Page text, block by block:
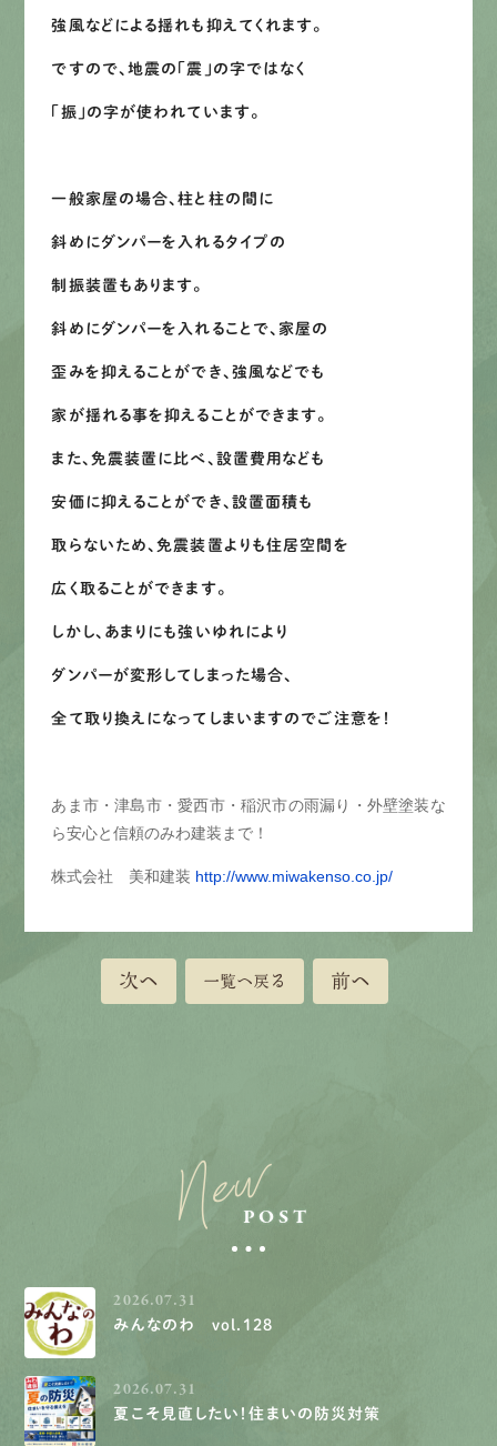
強風などによる揺れも抑えてくれます。
ですので、地震の「震」の字ではなく
「振」の字が使われています。
一般家屋の場合、柱と柱の間に
斜めにダンパーを入れるタイプの
制振装置もあります。
斜めにダンパーを入れることで、家屋の
歪みを抑えることができ、強風などでも
家が揺れる事を抑えることができます。
また、免震装置に比べ、設置費用なども
安価に抑えることができ、設置面積も
取らないため、免震装置よりも住居空間を
広く取ることができます。
しかし、あまりにも強いゆれにより
ダンパーが変形してしまった場合、
全て取り換えになってしまいますのでご注意を！
あま市・津島市・愛西市・稲沢市の雨漏り・外壁塗装な
ら安心と信頼のみわ建装まで！
株式会社 美和建装 http://www.miwakenso.co.jp/
次へ 一覧へ戻る 前へ
NewPOST
2026.07.31
みんなのわ vol.128
2026.07.31
夏こそ見直したい！住まいの防災対策